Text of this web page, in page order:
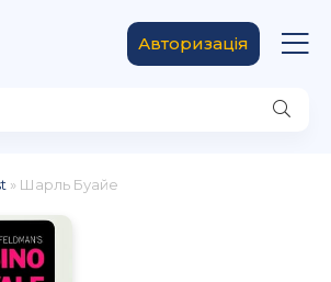
Авторизація
» Шарль Буайе